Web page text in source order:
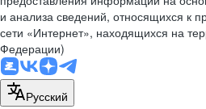
и анализа сведений, относящихся к
сети «Интернет», находящихся на
Федерации)
Русский